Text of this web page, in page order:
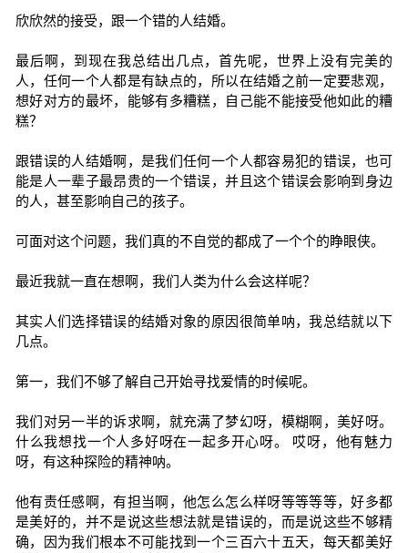
欣欣然的接受，跟一个错的人结婚。
最后啊，到现在我总结出几点，首先呢，世界上没有完美的
人，任何一个人都是有缺点的，所以在结婚之前一定要悲观，
想好对方的最坏，能够有多糟糕，自己能不能接受他如此的糟
糕？
跟错误的人结婚啊，是我们任何一个人都容易犯的错误，也可
能是人一辈子最昂贵的一个错误，并且这个错误会影响到身边
的人，甚至影响自己的孩子。
可面对这个问题，我们真的不自觉的都成了一个个的睁眼侠。
最近我就一直在想啊，我们人类为什么会这样呢？
其实人们选择错误的结婚对象的原因很简单呐，我总结就以下
几点。
第一，我们不够了解自己开始寻找爱情的时候呢。
我们对另一半的诉求啊，就充满了梦幻呀，模糊啊，美好呀。
什么我想找一个人多好呀在一起多开心呀。 哎呀，他有魅力
呀，有这种探险的精神呐。
他有责任感啊，有担当啊，他怎么怎么样呀等等等等，好多都
是美好的，并不是说这些想法就是错误的，而是说这些不够精
确，因为我们根本不可能找到一个三百六十五天，每天都美好